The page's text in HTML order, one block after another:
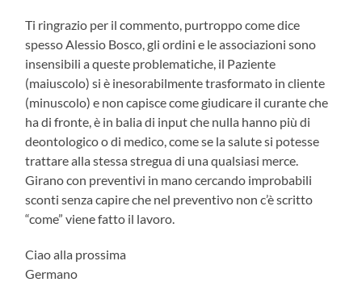
Ti ringrazio per il commento, purtroppo come dice
spesso Alessio Bosco, gli ordini e le associazioni sono
insensibili a queste problematiche, il Paziente
(maiuscolo) si è inesorabilmente trasformato in cliente
(minuscolo) e non capisce come giudicare il curante che
ha di fronte, è in balia di input che nulla hanno più di
deontologico o di medico, come se la salute si potesse
trattare alla stessa stregua di una qualsiasi merce.
Girano con preventivi in mano cercando improbabili
sconti senza capire che nel preventivo non c’è scritto
“come” viene fatto il lavoro.
Ciao alla prossima
Germano